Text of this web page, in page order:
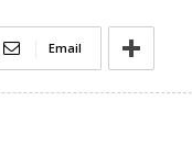
Email